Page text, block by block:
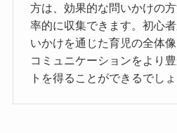
方は、効果的な問いかけの
率的に収集できます。初心
いかけを通じた育児の全体
コミュニケーションをより
トを得ることができるでしょ